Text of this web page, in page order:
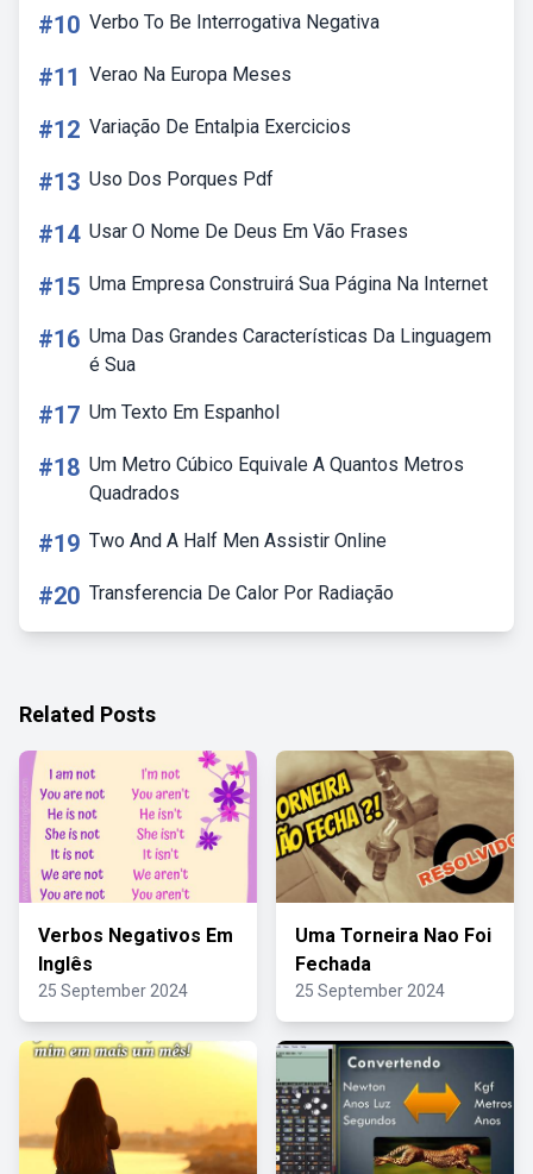
#10 Verbo To Be Interrogativa Negativa
#11 Verao Na Europa Meses
#12 Variação De Entalpia Exercicios
#13 Uso Dos Porques Pdf
#14 Usar O Nome De Deus Em Vão Frases
#15 Uma Empresa Construirá Sua Página Na Internet
#16 Uma Das Grandes Características Da Linguagem
é Sua
#17 Um Texto Em Espanhol
#18 Um Metro Cúbico Equivale A Quantos Metros
Quadrados
#19 Two And A Half Men Assistir Online
#20 Transferencia De Calor Por Radiação
Related Posts
Verbos Negativos Em
Inglês
25 September 2024
Uma Torneira Nao Foi
Fechada
25 September 2024